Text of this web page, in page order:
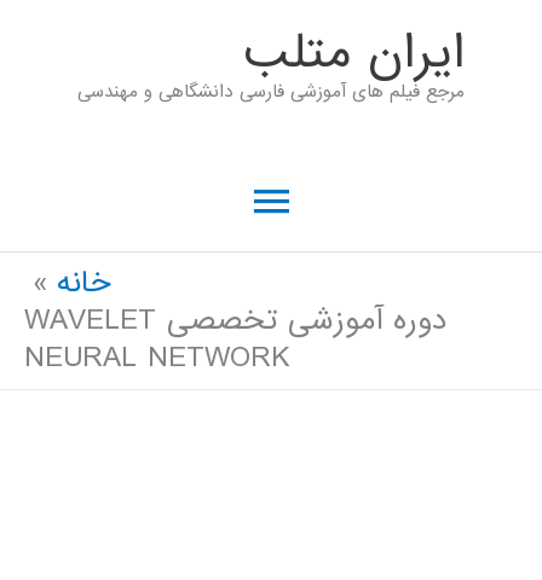
ايران متلب
مرجع فیلم های آموزشی فارسی دانشگاهی و مهندسی
فهرست
خانه
دوره آموزشی تخصصی WAVELET
NEURAL NETWORK